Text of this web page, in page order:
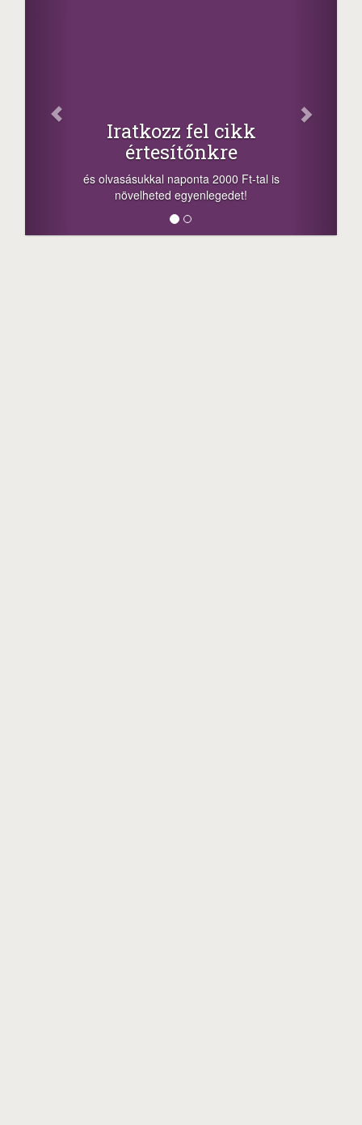
Iratkozz fel cikk
értesítőnkre
és olvasásukkal naponta 2000 Ft-tal is
növelheted egyenlegedet!